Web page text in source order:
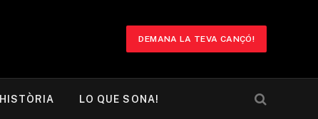
DEMANA LA TEVA CANÇÓ!
HISTÒRIA LO QUE SONA!